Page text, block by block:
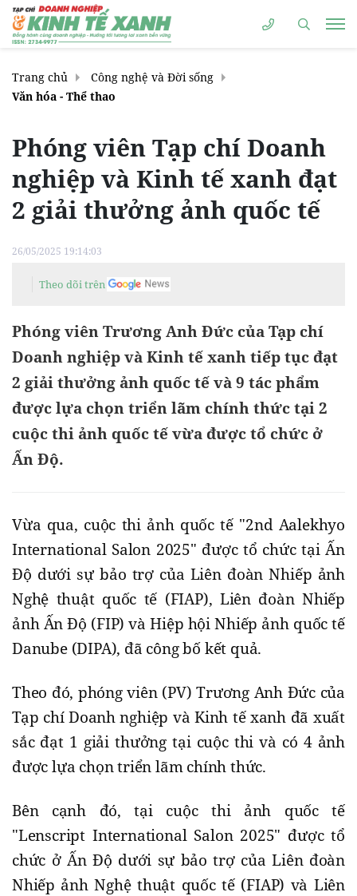
Trang chủ
Công nghệ và Đời sống
Văn hóa - Thể thao
Phóng viên Tạp chí Doanh
nghiệp và Kinh tế xanh đạt
2 giải thưởng ảnh quốc tế
26/05/2025 19:14:03
Theo dõi trên
Phóng viên Trương Anh Đức của Tạp chí
Doanh nghiệp và Kinh tế xanh tiếp tục đạt
2 giải thưởng ảnh quốc tế và 9 tác phẩm
được lựa chọn triển lãm chính thức tại 2
cuộc thi ảnh quốc tế vừa được tổ chức ở
Ấn Độ.
Vừa qua, cuộc thi ảnh quốc tế "2nd Aalekhyo
International Salon 2025" được tổ chức tại Ấn
Độ dưới sự bảo trợ của Liên đoàn Nhiếp ảnh
Nghệ thuật quốc tế (FIAP), Liên đoàn Nhiếp
ảnh Ấn Độ (FIP) và Hiệp hội Nhiếp ảnh quốc tế
Danube (DIPA), đã công bố kết quả.
Theo đó, phóng viên (PV) Trương Anh Đức của
Tạp chí Doanh nghiệp và Kinh tế xanh đã xuất
sắc đạt 1 giải thưởng tại cuộc thi và có 4 ảnh
được lựa chọn triển lãm chính thức.
Bên cạnh đó, tại cuộc thi ảnh quốc tế
"Lenscript International Salon 2025" được tổ
chức ở Ấn Độ dưới sự bảo trợ của Liên đoàn
Nhiếp ảnh Nghệ thuật quốc tế (FIAP) và Liên